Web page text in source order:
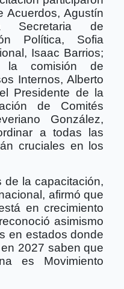
Acuerdos, Agustín
Secretaria de
Política, Sofia
Isaac Barrios;
la comisión de
Internos, Alberto
Presidente de la
de Comités
González,
a todas las
cruciales en los
de la capacitación,
afirmó que
en crecimiento
asimismo
en estados donde
2027 saben que
es Movimiento